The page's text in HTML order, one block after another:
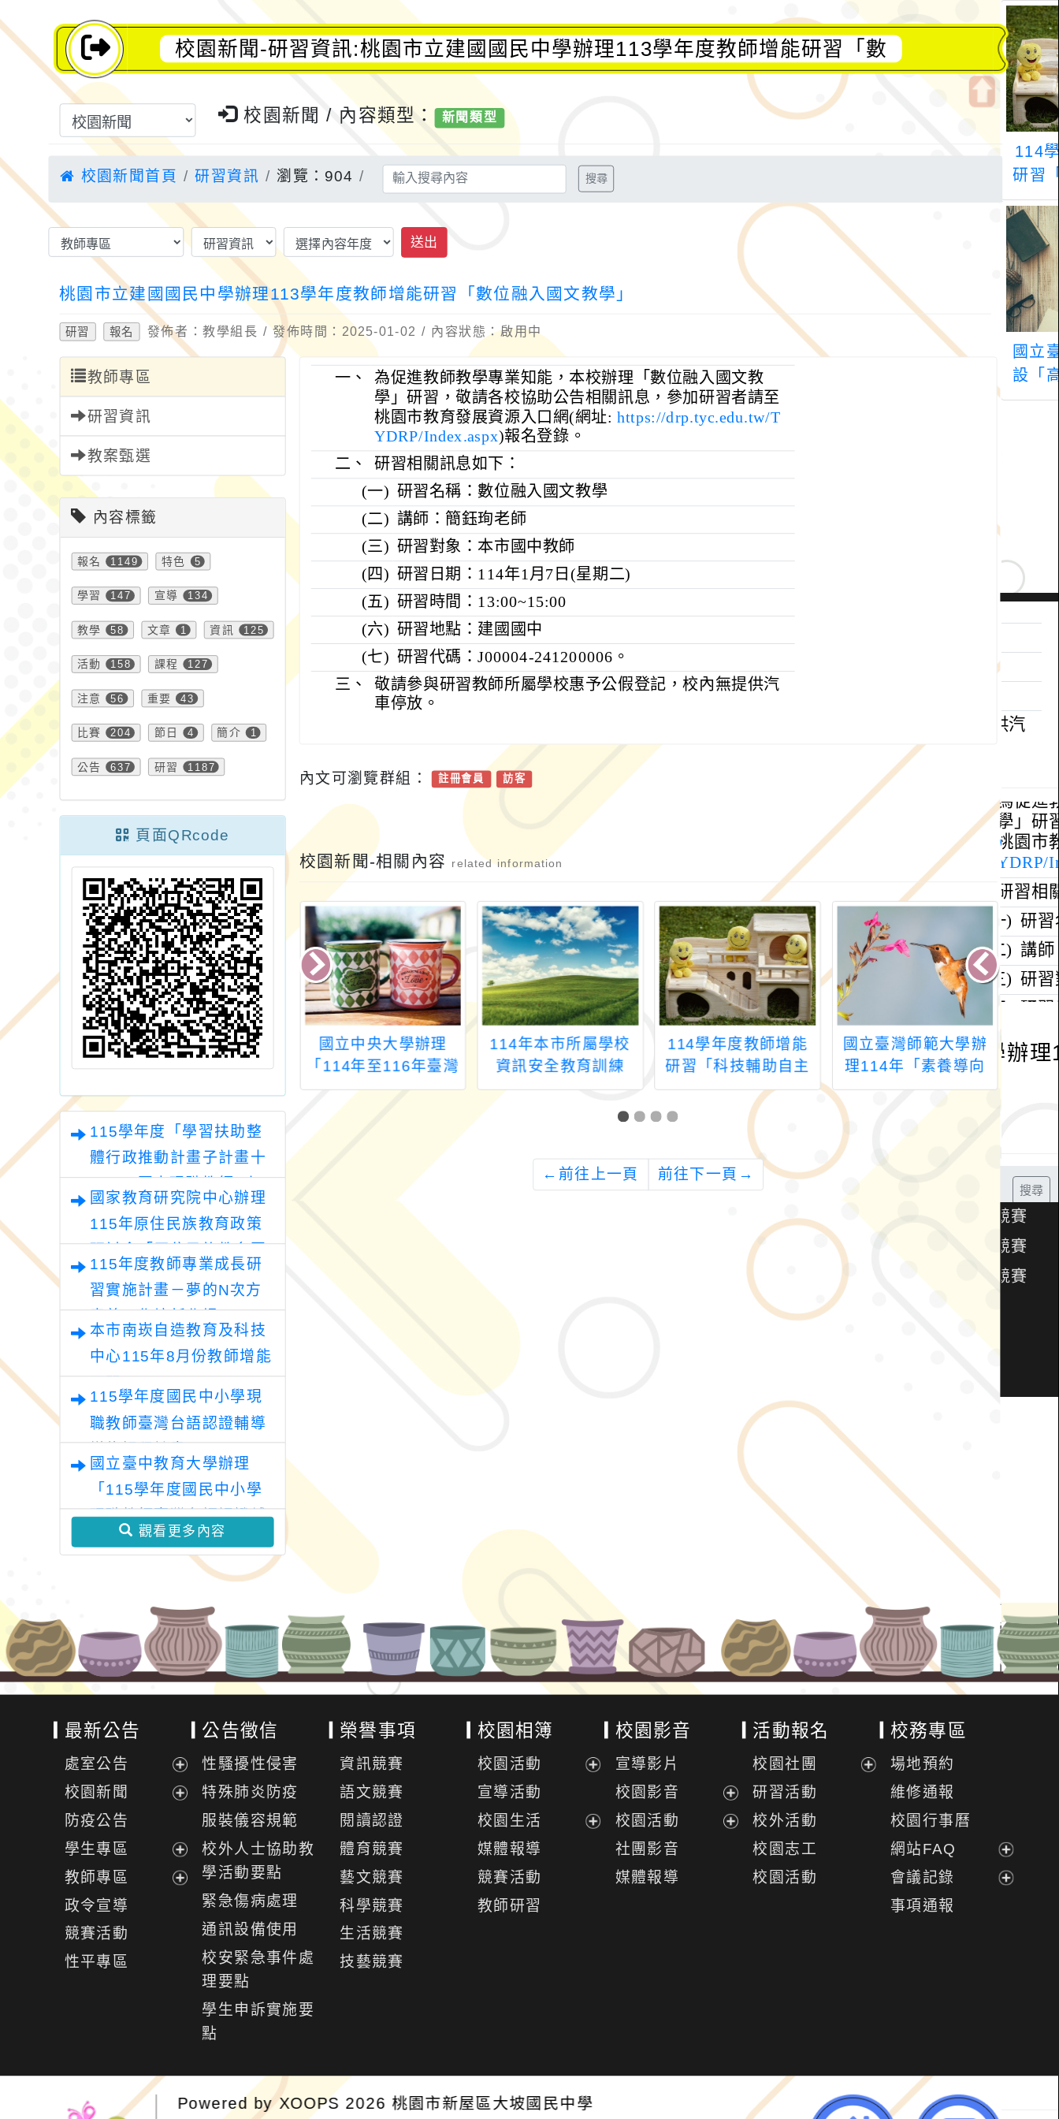
校園新聞-研習資訊:桃園市立建國國民中學辦理113學年度教師增能研習「數
校園新聞 / 內容類型： 新聞類型
校園新聞首頁 研習資訊 瀏覽：904 搜尋
送出
桃園市立建國國民中學辦理113學年度教師增能研習「數位融入國文教學」
研習 報名 發佈者：教學組長 / 發佈時間：2025-01-02 / 內容狀態：啟用中
教師專區
研習資訊
教案甄選
內容標籤
報名 1149 特色 5
學習 147 宣導 134
教學 58 文章 1 資訊 125
活動 158 課程 127
注意 56 重要 43
比賽 204 節日 4 簡介 1
公告 637 研習 1187
頁面QRcode
115學年度「學習扶助整
體行政推動計畫子計畫十
時認證研習計畫」
國家教育研究院中心辦理
115年原住民族教育政策
際趨勢與發展」
115年度教師專業成長研
習實施計畫－夢的N次方
本市南崁自造教育及科技
中心115年8月份教師增能
115學年度國民中小學現
職教師臺灣台語認證輔導
國立臺中教育大學辦理
「115學年度國民中小學
現職教師臺灣台語認證輔
導增能課程計畫」
觀看更多內容
一、 為促進教師教學專業知能，本校辦理「數位融入國文教
學」研習，敬請各校協助公告相關訊息，參加研習者請至
桃園市教育發展資源入口網(網址: https://drp.tyc.edu.tw/T
YDRP/Index.aspx)報名登錄。
二、
研習相關訊息如下：
(一) 研習名稱：數位融入國文教學
(二) 講師：簡鈺珣老師
(三) 研習對象：本市國中教師
(四) 研習日期：114年1月7日(星期二)
(五) 研習時間：13:00~15:00
(六) 研習地點：建國國中
(七) 研習代碼：J00004-241200006。
三、
敬請參與研習教師所屬學校惠予公假登記，校內無提供汽
車停放。
內文可瀏覽群組： 註冊會員 訪客
校園新聞-相關內容 related information
度第2學期美
讀－安妮新
113年下半年度生親
國立中央大學辦理
「114年至116年臺灣
客語朗讀文章徵選暨
臺灣客語相關資料編
輯計畫」114年臺灣
客語寫作培訓營
114年本市所屬學校
資訊安全教育訓練
114學年度教師增能
研習「科技輔助自主
學習_Gemini的實作
與應用」
國立臺灣師範大學辦
理114年「素養導向
課室評量資源建置暨
推廣計畫」素養導向
國立
理「
← 前往上一頁 前往下一頁 →
最新公告
處室公告
展
單
校園新聞
選
單
防疫公告
學生專區
展
教師專區
政令宣導
競賽活動
性平專區
公告徵信
性騷擾性侵害
特殊肺炎防疫
服裝儀容規範
校外人士協助教
學活動要點
緊急傷病處理
通訊設備使用
校安緊急事件處
理要點
學生申訴實施要
點
榮譽事項
資訊競賽
語文競賽
閱讀認證
體育競賽
藝文競賽
科學競賽
生活競賽
技藝競賽
校園相簿
校園活動
選
宣導活動
校園生活
媒體報導
競賽活動
教師研習
校園影音
宣導影片
校園影音
展
校園活動
社團影音
媒體報導
活動報名
校園社團
研習活動
校外活動
校園志工
校園活動
校務專區
場地預約
維修通報
校園行事曆
網站FAQ
展
會議記錄
事項通報
Powered by XOOPS 2026桃園市新屋區大坡國民中學